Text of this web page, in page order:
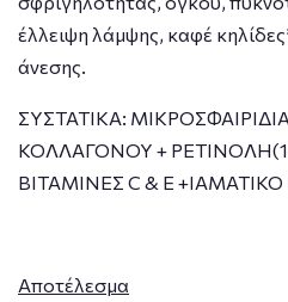
έλλειψη λάμψης, καφέ
ΣΥΣΤΑΤΙΚΑ:
ΚΟΛΛΑΓΟΝΟΥ +
ΒΙΤΑΜΙΝΕΣ C & E
Αποτέλεσμα